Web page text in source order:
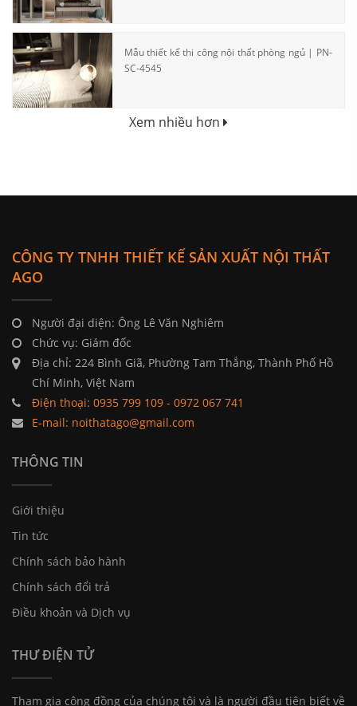
Mẫu thiết kế thi công nội thất phòng ngủ | PN-
SC-4545
Xem nhiều hơn
CÔNG TY TNHH THIẾT KẾ SẢN XUẤT NỘI THẤT
AGO
Người đại diện: Ông Lê Văn Nghiêm
Chức vụ: Giám đốc
Địa chỉ: 224 Bình Giã, Phường Tam Thắng, Thành Phố Hồ
Chí Minh, Việt Nam
Điện thoại: 0935 799 109 - 0972 067 741
E-mail: noithatago@gmail.com
THÔNG TIN
Giới thiệu
Tin tức
Chính sách bảo hành
Chính sách đổi trả
Điều khoản và Dịch vụ
THƯ ĐIỆN TỬ
Tham gia cộng đồng của chúng tôi và là người đầu tiên biết về